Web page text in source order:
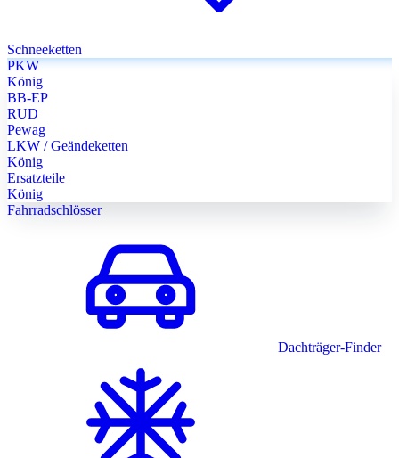
Schneeketten
PKW
König
BB-EP
RUD
Pewag
LKW / Geändeketten
König
Ersatzteile
König
Fahrradschlösser
Dachträger-Finder